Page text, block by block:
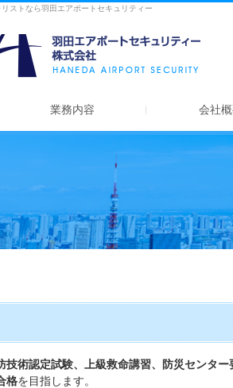
ストなら羽田エアポートセキュリティー
技術認定試験、上級救命講習、防災センター
格を目指します。
業務内容 会社